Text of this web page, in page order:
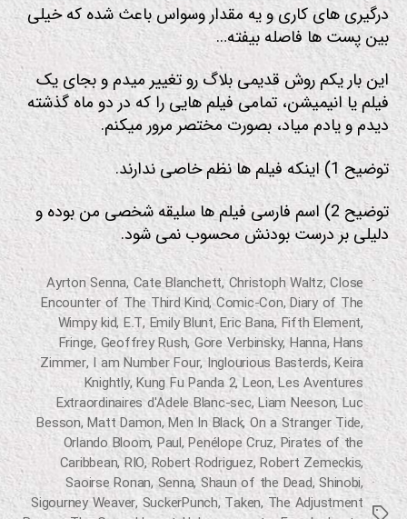
درگیری های کاری و یه مقدار وسواس باعث شده که خیلی
بین پست ها فاصله بیفته…
این بار یکم روش قدیمی بلاگ رو تغییر میدم و بجای یک
فیلم یا انیمیشن، تمامی فیلم هایی را که در دو ماه گذشته
دیدم و یادم میاد، بصورت مختصر مرور میکنم.
توضیح 1) اینکه فیلم ها نظم خاصی ندارند.
توضیح 2) اسم فارسی فیلم ها سلیقه شخصی من بوده و
دلیلی بر درست بودنش محسوب نمی شود.
برچسب‌ها
Ayrton Senna, Cate Blanchett, Christoph Waltz,Close
Encounter of The Third Kind,Comic-Con,Diary of The
Wimpy kid, E.T, Emily Blunt,Eric Bana, Fifth Element,
Fringe, Geoffrey Rush, Gore Verbinsky, Hanna,Hans
Zimmer, I am Number Four, Inglourious Basterds,Keira
Knightly,Kung Fu Panda 2,Leon,Les Aventures
Extraordinaires d'Adele Blanc-sec,Liam Neeson, Luc
Besson,Matt Damon,Men In Black, On a Stranger Tide,
Orlando Bloom, Paul,Penélope Cruz, Pirates of the
Caribbean,RIO,Robert Rodriguez,Robert Zemeckis,
Saoirse Ronan,Senna,Shaun of the Dead,Shinobi,
Sigourney Weaver, SuckerPunch,Taken,The Adjustment